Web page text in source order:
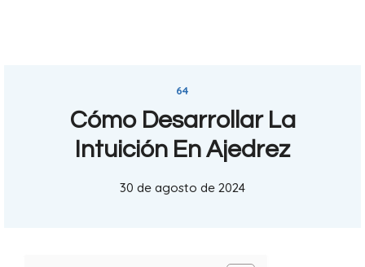
64
Cómo Desarrollar La
Intuición En Ajedrez
30 de agosto de 2024